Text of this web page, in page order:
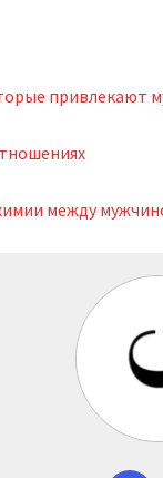
привлекают
между